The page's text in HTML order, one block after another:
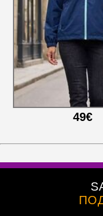
49€